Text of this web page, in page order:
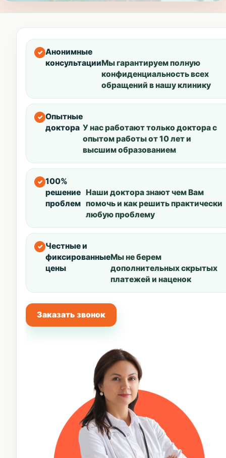
Анонимные
консультацииМы гарантируем полную
конфиденциальность всех
обращений в нашу клинику
Опытные
доктора У нас работают только доктора с
опытом работы от 10 лет и
высшим образованием
100%
решение
проблем
Наши доктора знают чем Вам
помочь и как решить практически
любую проблему
Честные и
фиксированные
цены
Мы не берем
дополнительных скрытых
платежей и наценок
Заказать звонок